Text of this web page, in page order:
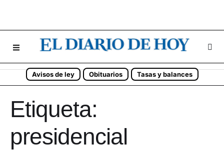
Avisos de ley Obituarios Tasas y balances
Etiqueta:
presidencial